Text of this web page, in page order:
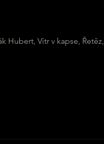
Hubert, Vítr v kapse, Řetěz,